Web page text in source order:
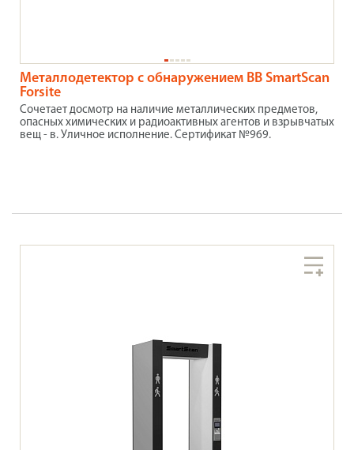
Металлодетектор с обнаружением ВВ SmartScan
Forsite
Сочетает досмотр на наличие металлических предметов,
опасных химических и радиоактивных агентов и взрывчатых
вещ - в. Уличное исполнение. Сертификат №969.